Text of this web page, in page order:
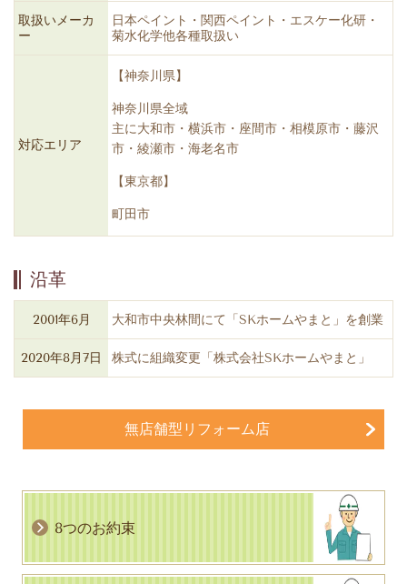
取扱いメーカ
ー
日本ペイント・関西ペイント・エスケー化研・
菊水化学他各種取扱い
対応エリア
【神奈川県】
神奈川県全域
主に大和市・横浜市・座間市・相模原市・藤沢
市・綾瀬市・海老名市
【東京都】
町田市
沿革
2001年6月 大和市中央林間にて「SKホームやまと」を創業
2020年8月7日 株式に組織変更「株式会社SKホームやまと」
無店舗型リフォーム店
8つのお約束